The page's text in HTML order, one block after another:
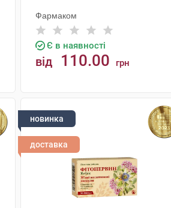
Фармаком
Є в наявності
від 110.00 грн
новинка
доставка